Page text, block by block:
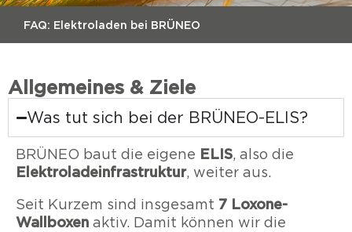
FAQ: Elektroladen bei BRÜNEO
Allgemeines & Ziele
Was tut sich bei der BRÜNEO-ELIS?
BRÜNEO baut die eigene ELIS, also die
Elektroladeinfrastruktur, weiter aus.
Seit Kurzem sind insgesamt 7 Loxone-
Wallboxen aktiv. Damit können wir die